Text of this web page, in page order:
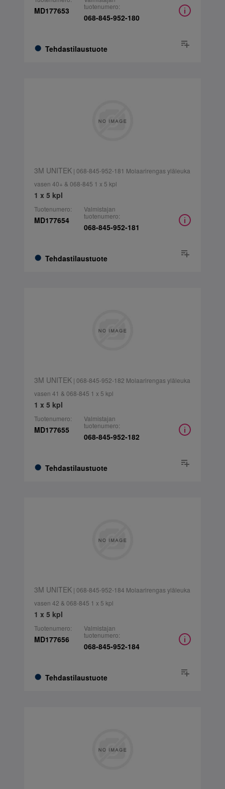
MD177653
Tehdastilaustuote
tuotenumero:
068-845-952-180
3M UNITEK| 068-845-952-181 Molaarirengas yläleuka
vasen 40+ & 068-845 1 x 5 kpl
1 x 5 kpl
Tuotenumero:
MD177654
Tehdastilaustuote
Valmistajan
tuotenumero:
068-845-952-181
3M UNITEK| 068-845-952-182 Molaarirengas yläleuka
vasen 41 & 068-845 1 x 5 kpl
1 x 5 kpl
Tuotenumero:
MD177655
Tehdastilaustuote
Valmistajan
tuotenumero:
068-845-952-182
3M UNITEK| 068-845-952-184 Molaarirengas yläleuka
vasen 42 & 068-845 1 x 5 kpl
1 x 5 kpl
Tuotenumero:
MD177656
Tehdastilaustuote
Valmistajan
tuotenumero:
068-845-952-184